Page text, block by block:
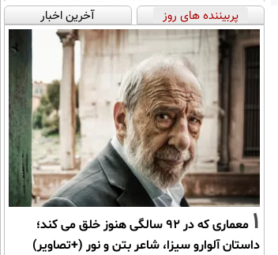
پربیننده های روز آخرین اخبار
1
معماری که در 92 سالگی هنوز خلق می کند؛
داستان آلوارو سیزا، شاعر بتن و نور (+تصاویر)